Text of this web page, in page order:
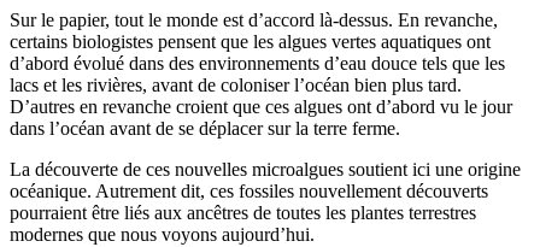
Sur le papier, tout le monde est d’accord là-dessus. En revanche,
certains biologistes pensent que les algues vertes aquatiques ont
d’abord évolué dans des environnements d’eau douce tels que les
lacs et les rivières, avant de coloniser l’océan bien plus tard.
D’autres en revanche croient que ces algues ont d’abord vu le jour
dans l’océan avant de se déplacer sur la terre ferme.
La découverte de ces nouvelles microalgues soutient ici une origine
océanique. Autrement dit, ces fossiles nouvellement découverts
pourraient être liés aux ancêtres de toutes les plantes terrestres
modernes que nous voyons aujourd’hui.